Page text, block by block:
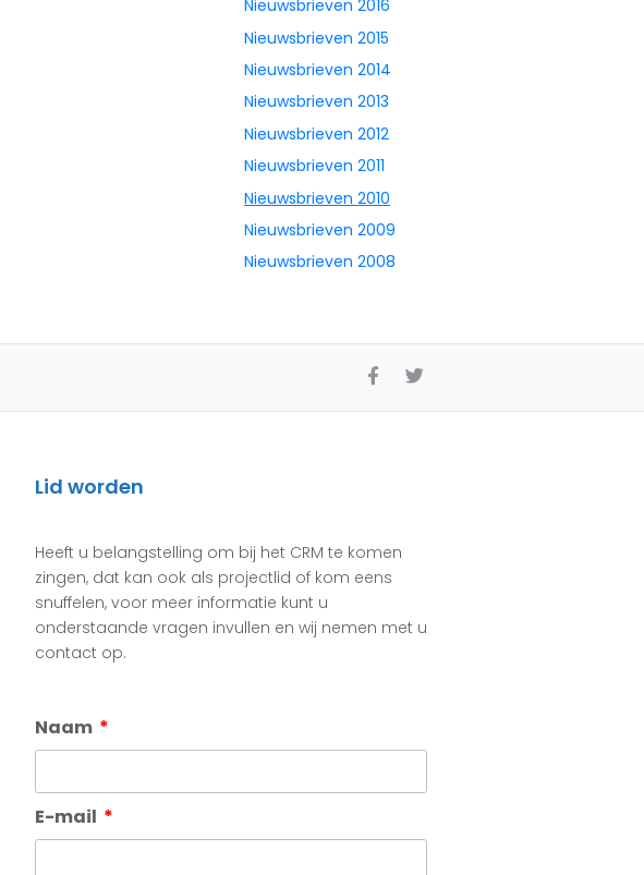
Nieuwsbrieven 2016
Nieuwsbrieven 2015
Nieuwsbrieven 2014
Nieuwsbrieven 2013
Nieuwsbrieven 2012
Nieuwsbrieven 2011
Nieuwsbrieven 2010
Nieuwsbrieven 2009
Nieuwsbrieven 2008
Lid worden
Heeft u belangstelling om bij het CRM te komen
zingen, dat kan ook als projectlid of kom eens
snuffelen, voor meer informatie kunt u
onderstaande vragen invullen en wij nemen met u
contact op.
Naam
E-mail